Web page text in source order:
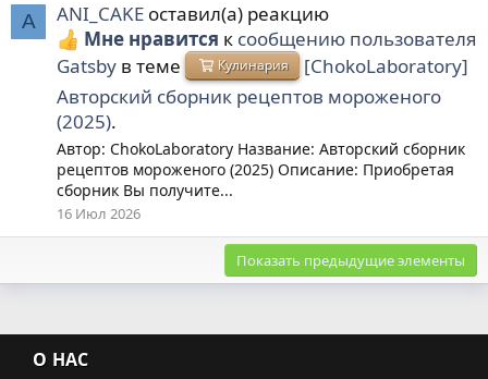
A ANI_CAKE оставил(а) реакцию
Мне нравится к сообщению пользователя
Gatsby в теме Кулинария
[ChokoLaboratory]
Авторский сборник рецептов мороженого
(2025).
Автор: ChokoLaboratory Название: Авторский сборник
рецептов мороженого (2025) Описание: Приобретая
сборник Вы получите...
16 Июл 2026
Показать предыдущие элементы
О НАС